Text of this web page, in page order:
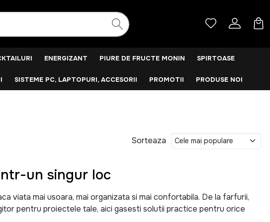
ENERGIZANT PIURE DE FRUCTE MONIN SPIRTOASE
SISTEME PC, LAPTOPURI, ACCESORII PROMOTII PRODUSE NOI
Sorteaza
un singur loc
viata mai usoara, mai organizata si mai confortabila. De la farfurii,
pentru proiectele tale, aici gasesti solutii practice pentru orice